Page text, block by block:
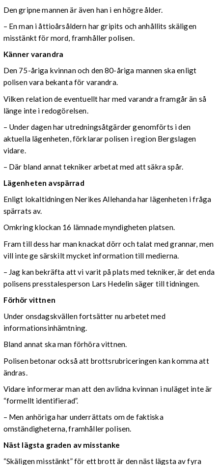
Den gripne mannen är även han i en högre ålder.
– En man i åttioårsåldern har gripits och anhållits skäligen
misstänkt för mord, framhåller polisen.
Känner varandra
Den 75-åriga kvinnan och den 80-åriga mannen ska enligt
polisen vara bekanta för varandra.
Vilken relation de eventuellt har med varandra framgår än så
länge inte i redogörelsen.
– Under dagen har utredningsåtgärder genomförts i den
aktuella lägenheten, förklarar polisen i region Bergslagen
vidare.
– Där bland annat tekniker arbetat med att säkra spår.
Lägenheten avspärrad
Enligt lokaltidningen Nerikes Allehanda har lägenheten i fråga
spärrats av.
Omkring klockan 16 lämnade myndigheten platsen.
Fram till dess har man knackat dörr och talat med grannar, men
vill inte ge särskilt mycket information till medierna.
– Jag kan bekräfta att vi varit på plats med tekniker, är det enda
polisens presstalesperson Lars Hedelin säger till tidningen.
Förhör vittnen
Under onsdagskvällen fortsätter nu arbetet med
informationsinhämtning.
Bland annat ska man förhöra vittnen.
Polisen betonar också att brottsrubriceringen kan komma att
ändras.
Vidare informerar man att den avlidna kvinnan i nuläget inte är
“formellt identifierad”.
– Men anhöriga har underrättats om de faktiska
omständigheterna, framhåller polisen.
Näst lägsta graden av misstanke
“Skäligen misstänkt” för ett brott är den näst lägsta av fyra